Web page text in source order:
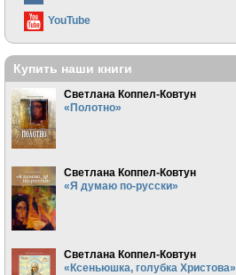
YouTube
Купить наши книги
Светлана Коппел-Ковтун
«Полотно»
Светлана Коппел-Ковтун
«Я думаю по-русски»
Светлана Коппел-Ковтун
«Ксеньюшка, голубка Христова»